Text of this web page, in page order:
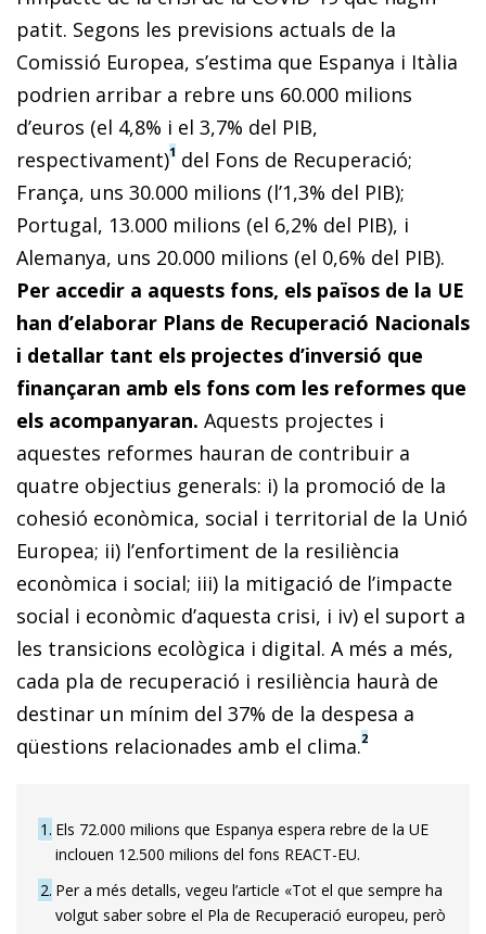
patit. Segons les previsions actuals de la
Comissió Europea, s’estima que Espanya i Itàlia
podrien arribar a rebre uns 60.000 milions
d’euros (el 4,8% i el 3,7% del PIB,
respectivament)1 del Fons de Recuperació;
França, uns 30.000 milions (l’1,3% del PIB);
Portugal, 13.000 milions (el 6,2% del PIB), i
Alemanya, uns 20.000 milions (el 0,6% del PIB).
Per accedir a aquests fons, els països de la UE
han d’elaborar Plans de Recuperació Nacionals
i detallar tant els projectes d’inversió que
finançaran amb els fons com les reformes que
els acompanyaran. Aquests projectes i
aquestes reformes hauran de contribuir a
quatre objectius generals: i) la promoció de la
cohesió econòmica, social i territorial de la Unió
Europea; ii) l’enfortiment de la resiliència
econòmica i social; iii) la mitigació de l’impacte
social i econòmic d’aquesta crisi, i iv) el suport a
les transicions ecològica i digital. A més a més,
cada pla de recuperació i resiliència haurà de
destinar un mínim del 37% de la despesa a
qüestions relacionades amb el clima.2
1 Els 72.000 milions que Espanya espera rebre de la UE
inclouen 12.500 milions del fons REACT-EU.
2 Per a més detalls, vegeu l’article «Tot el que sempre ha
volgut saber sobre el Pla de Recuperació europeu, però